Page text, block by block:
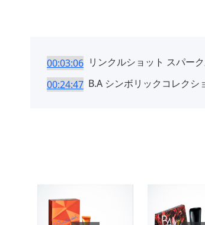
00:03:06 リンクルショット スパー
00:24:47 B.A シンボリックコレクシ